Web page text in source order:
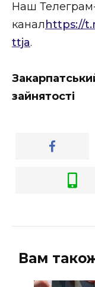
Наш
канал https://
ttja.
зайнятості
Вам